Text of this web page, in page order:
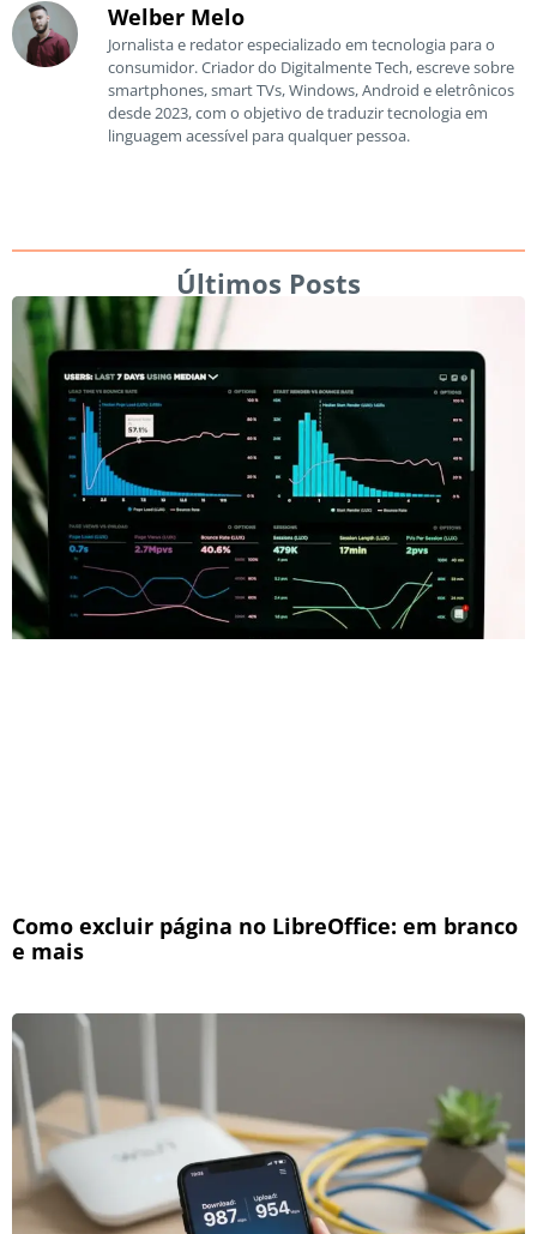
Welber Melo
Jornalista e redator especializado em tecnologia para o
consumidor. Criador do Digitalmente Tech, escreve sobre
smartphones, smart TVs, Windows, Android e eletrônicos
desde 2023, com o objetivo de traduzir tecnologia em
linguagem acessível para qualquer pessoa.
Últimos Posts
Como excluir página no LibreOffice: em branco
e mais